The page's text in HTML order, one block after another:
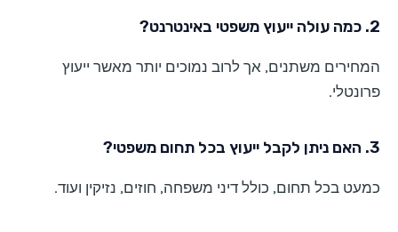
2. כמה עולה ייעוץ משפטי באינטרנט?
המחירים משתנים, אך לרוב נמוכים יותר מאשר ייעוץ
פרונטלי.
3. האם ניתן לקבל ייעוץ בכל תחום משפטי?
כמעט בכל תחום, כולל דיני משפחה, חוזים, נזיקין ועוד.